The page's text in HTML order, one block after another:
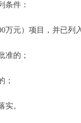
条件：
元）项目，并已列
的；
；
。